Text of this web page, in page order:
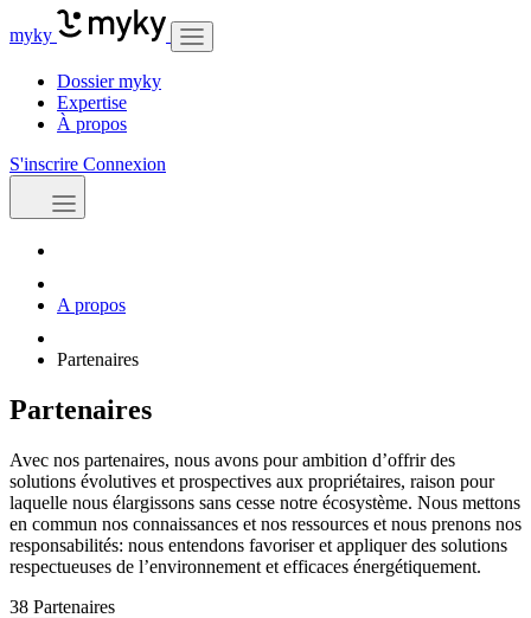
myky
Dossier myky
Expertise
À propos
S'inscrire Connexion
A propos
Partenaires
Partenaires
Avec nos partenaires, nous avons pour ambition d’offrir des
solutions évolutives et prospectives aux propriétaires, raison pour
laquelle nous élargissons sans cesse notre écosystème. Nous mettons
en commun nos connaissances et nos ressources et nous prenons nos
responsabilités: nous entendons favoriser et appliquer des solutions
respectueuses de l’environnement et efficaces énergétiquement.
38 Partenaires